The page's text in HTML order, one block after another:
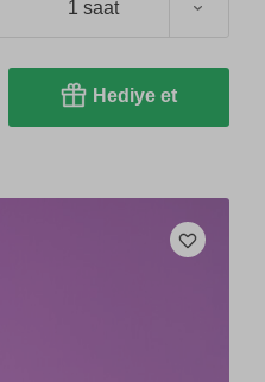
1 saat
Hediye et